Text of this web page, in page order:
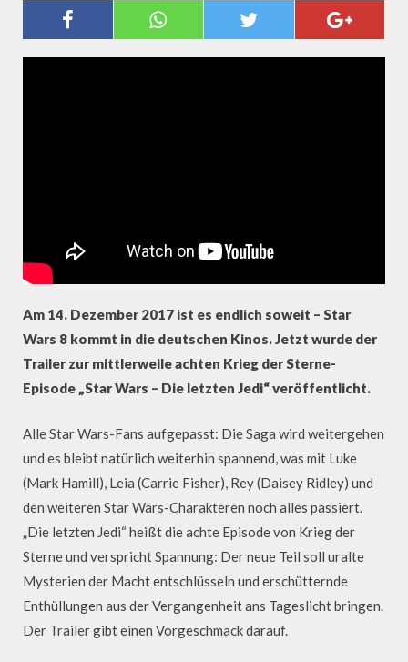
STAR WARS 8: DER NEUE TRAILER
IST DA!
Am 14. Dezember 2017 ist es endlich soweit – Star
Wars 8 kommt in die deutschen Kinos. Jetzt wurde der
Trailer zur mittlerweile achten Krieg der Sterne-
Episode „Star Wars – Die letzten Jedi“ veröffentlicht.
Alle Star Wars-Fans aufgepasst: Die Saga wird weitergehen
und es bleibt natürlich weiterhin spannend, was mit Luke
(Mark Hamill), Leia (Carrie Fisher), Rey (Daisey Ridley) und
den weiteren Star Wars-Charakteren noch alles passiert.
„Die letzten Jedi“ heißt die achte Episode von Krieg der
Sterne und verspricht Spannung: Der neue Teil soll uralte
Mysterien der Macht entschlüsseln und erschütternde
Enthüllungen aus der Vergangenheit ans Tageslicht bringen.
Der Trailer gibt einen Vorgeschmack darauf.